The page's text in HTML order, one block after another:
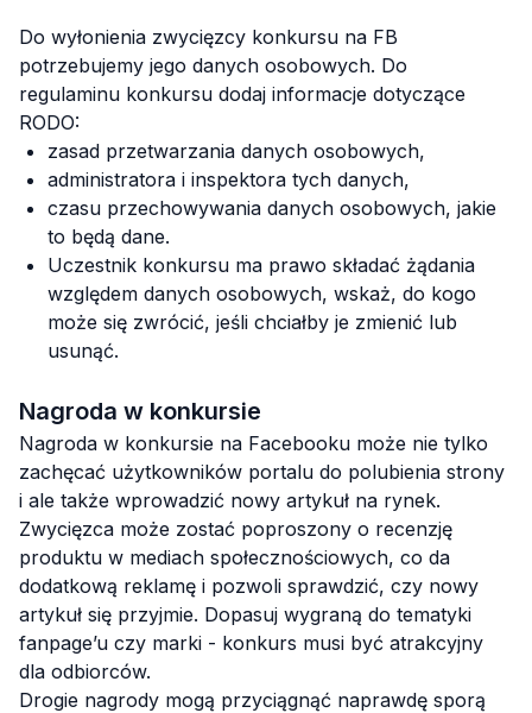
Do wyłonienia zwycięzcy konkursu na FB
potrzebujemy jego danych osobowych. Do
regulaminu konkursu dodaj informacje dotyczące
RODO:
zasad przetwarzania danych osobowych,
administratora i inspektora tych danych,
czasu przechowywania danych osobowych, jakie
to będą dane.
Uczestnik konkursu ma prawo składać żądania
względem danych osobowych, wskaż, do kogo
może się zwrócić, jeśli chciałby je zmienić lub
usunąć.
Nagroda w konkursie
Nagroda w konkursie na Facebooku może nie tylko
zachęcać użytkowników portalu do polubienia strony
i ale także wprowadzić nowy artykuł na rynek.
Zwycięzca może zostać poproszony o recenzję
produktu w mediach społecznościowych, co da
dodatkową reklamę i pozwoli sprawdzić, czy nowy
artykuł się przyjmie. Dopasuj wygraną do tematyki
fanpage’u czy marki - konkurs musi być atrakcyjny
dla odbiorców.
Drogie nagrody mogą przyciągnąć naprawdę sporą